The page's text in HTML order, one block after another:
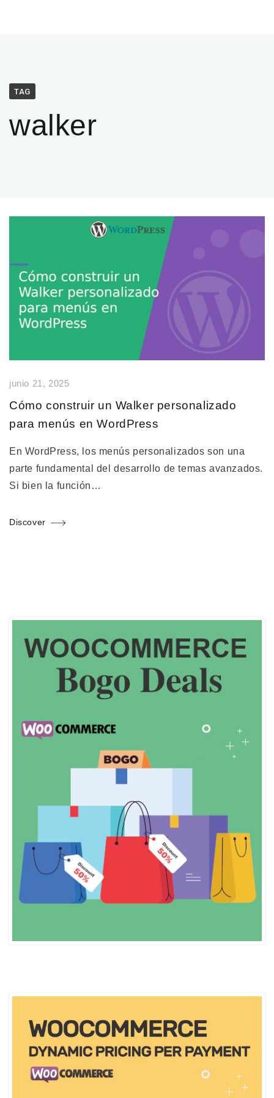
TAG
walker
junio 21, 2025
Cómo construir un Walker personalizado
para menús en WordPress
En WordPress, los menús personalizados son una
parte fundamental del desarrollo de temas avanzados.
Si bien la función…
Discover